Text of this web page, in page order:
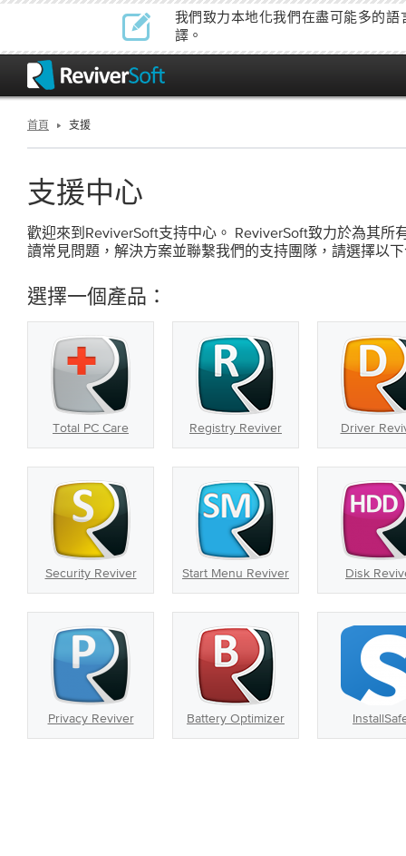
我們致力本地化我們在盡可能多的
譯。
首頁 支援
支援中心
歡迎來到ReviverSoft支持中心。 ReviverSoft致力於為其所
讀常見問題，解決方案並聯繫我們的支持團隊，請選擇以
選擇一個產品：
Total PC Care Registry Reviver Driver
Security Reviver Start Menu Reviver Disk
Privacy Reviver Battery Optimizer